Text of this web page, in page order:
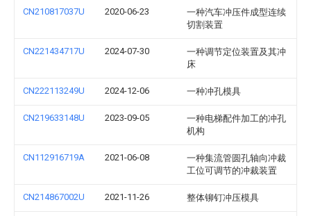
CN210817037U 2020-06-23
一种汽车冲压件成型连续
切割装置
CN221434717U 2024-07-30
一种调节定位装置及其冲
床
CN222113249U 2024-12-06 一种冲孔模具
CN219633148U 2023-09-05
一种电梯配件加工的冲孔
机构
CN112916719A 2021-06-08
一种集流管圆孔轴向冲裁
工位可调节的冲裁装置
CN214867002U 2021-11-26 整体铆钉冲压模具